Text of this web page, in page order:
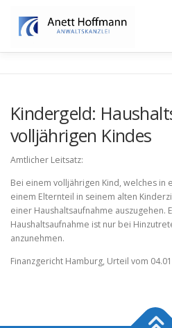
Inhalt
springen
ERBRECHT
Kindergeld:
volljährigen Kindes
Amtlicher Leitsatz:
Bei einem volljährigen Kind, welches in
einem Elternteil in seinem alten
einer Haushaltsaufnahme auszugehen.
Haushaltsaufnahme ist nur bei
anzunehmen.
Finanzgericht Hamburg, Urteil vom